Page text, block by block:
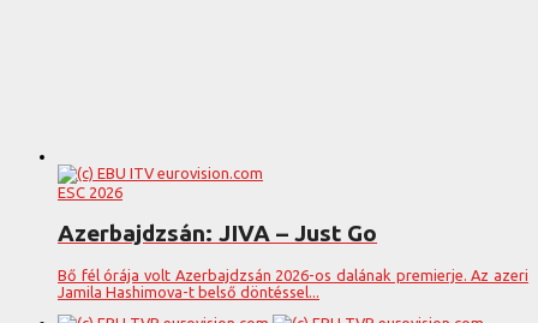
ESC 2026
Azerbajdzsán: JIVA – Just Go
Bő fél órája volt Azerbajdzsán 2026-os dalának premierje. Az azeri
Jamila Hashimova-t belső döntéssel...